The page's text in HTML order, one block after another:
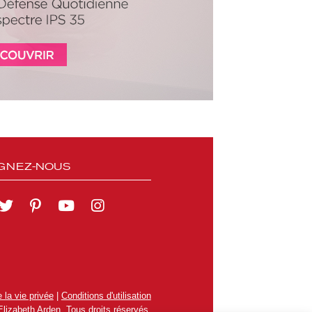
NOUS
la vie privée| Conditions d'utilisation